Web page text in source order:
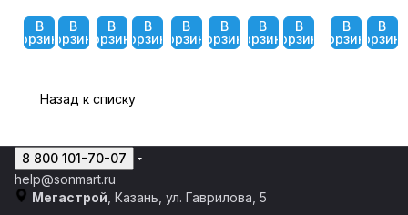
В
корзину
В
корзину
В
корзину
В
корзину
В
корзину
В
корзину
В
корзину
В
корзину
В
корзину
В
Назад к списку
8 800 101-70-07
help@sonmart.ru
Мегастрой , Казань, ул. Гаврилова, 5